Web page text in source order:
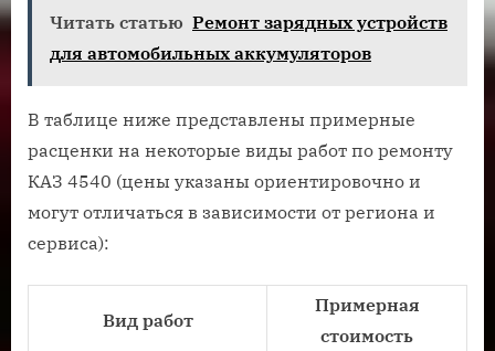
Читать статью Ремонт зарядных устройств
для автомобильных аккумуляторов
В таблице ниже представлены примерные
расценки на некоторые виды работ по ремонту
КАЗ 4540 (цены указаны ориентировочно и
могут отличаться в зависимости от региона и
сервиса):
Вид работ
Примерная
стоимость